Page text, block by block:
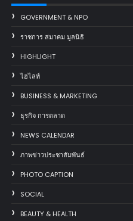
GOVERNMENT & NPO
ราชการ สมาคม มูลนิธิ
HIGHLIGHT
ไฮไลท์
BUSINESS & MARKETING
ธุรกิจ การตลาด
NEWS CALENDAR
ภาพข่าวประชาสัมพันธ์
PHOTO CAPTION
SOCIAL
BEAUTY & HEALTH